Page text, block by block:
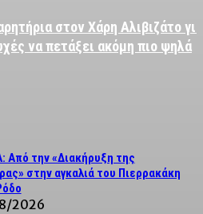
στον Χάρη Αλιβιζάτο για
να πετάξει ακόμη πιο ψηλά
Από την «Διακήρυξη της
στην αγκαλιά του Πιερρακάκη
2026